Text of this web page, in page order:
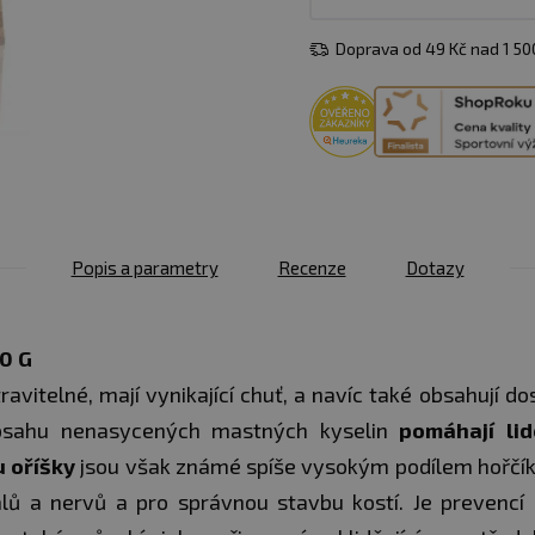
Doprava od 49 Kč nad 1
Popis a parametry Recenze Dotazy
G
mají vynikající chuť, a navíc také obsahují
nenasycených mastných kyselin pomáhají
oříšky jsou však známé spíše vysokým podílem
a nervů a pro správnou stavbu kostí. Je